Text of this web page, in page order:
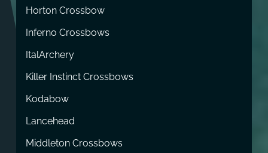
Horton Crossbow
Inferno Crossbows
ItalArchery
Killer Instinct Crossbows
Kodabow
Lancehead
Middleton Crossbows